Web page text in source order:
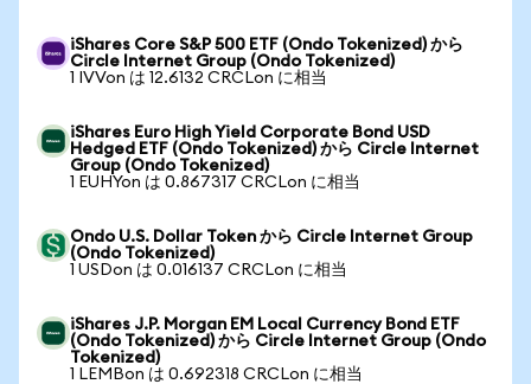
iShares Core S&P 500 ETF (Ondo Tokenized) から
Circle Internet Group (Ondo Tokenized)
1 IVVon は 12.6132 CRCLon に相当
iShares Euro High Yield Corporate Bond USD
Hedged ETF (Ondo Tokenized) から Circle Internet
Group (Ondo Tokenized)
1 EUHYon は 0.867317 CRCLon に相当
Ondo U.S. Dollar Token から Circle Internet Group
(Ondo Tokenized)
1 USDon は 0.016137 CRCLon に相当
iShares J.P. Morgan EM Local Currency Bond ETF
(Ondo Tokenized) から Circle Internet Group (Ondo
Tokenized)
1 LEMBon は 0.692318 CRCLon に相当